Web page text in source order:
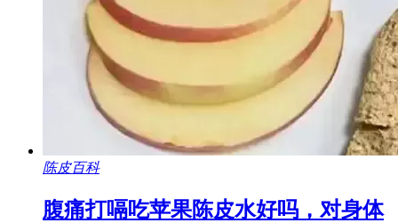
陈皮百科
腹痛打嗝吃苹果陈皮水好吗，对身体